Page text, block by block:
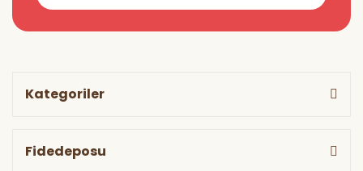
Kategoriler
Fidedeposu